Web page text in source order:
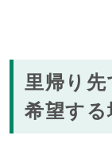
里帰り
希望する